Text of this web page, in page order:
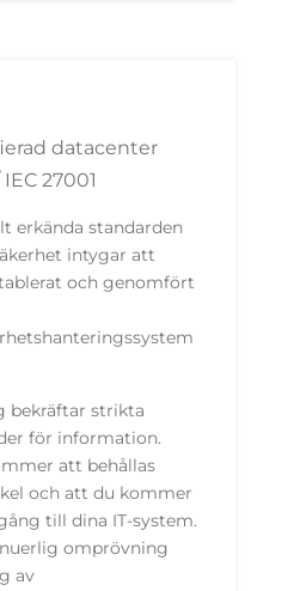
datacenter
27001
erkända standarden
intygar att
och genomfört
bekräftar strikta
för information.
att behållas
och att du kommer
till dina IT-system.
omprövning
av